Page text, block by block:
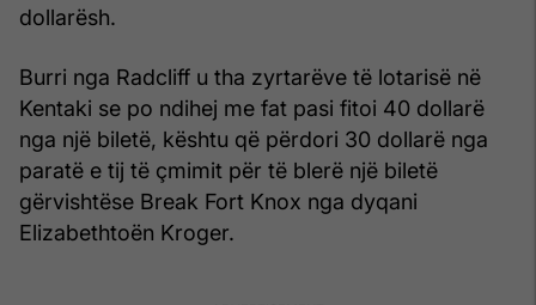
dollarësh.
Burri nga Radcliff u tha zyrtarëve të lotarisë në
Kentaki se po ndihej me fat pasi fitoi 40 dollarë
nga një biletë, kështu që përdori 30 dollarë nga
paratë e tij të çmimit për të blerë një biletë
gërvishtëse Break Fort Knox nga dyqani
Elizabethtoën Kroger.